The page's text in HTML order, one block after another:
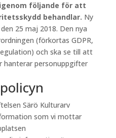
följande för att
behandlar. Ny
25 maj 2018. Den nya
(förkortas GDPR,
och ska se till att
personuppgifter
Särö Kulturarv
som vi mottar